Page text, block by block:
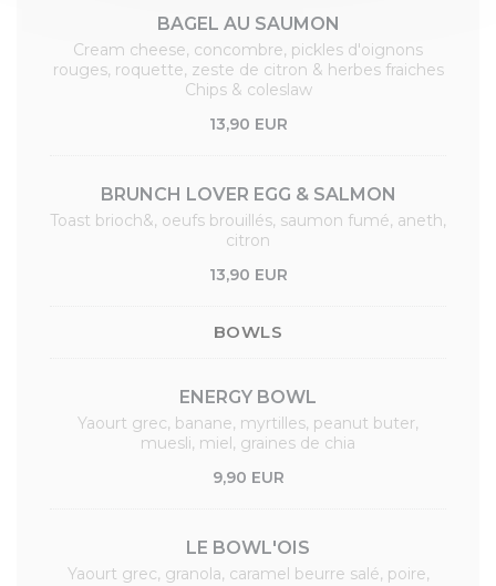
BAGEL AU SAUMON
Cream cheese, concombre, pickles d'oignons
rouges, roquette, zeste de citron & herbes fraiches
Chips & coleslaw
13,90 EUR
BRUNCH LOVER EGG & SALMON
Toast brioch&, oeufs brouillés, saumon fumé, aneth,
citron
13,90 EUR
BOWLS
ENERGY BOWL
Yaourt grec, banane, myrtilles, peanut buter,
muesli, miel, graines de chia
9,90 EUR
LE BOWL'OIS
Yaourt grec, granola, caramel beurre salé, poire,